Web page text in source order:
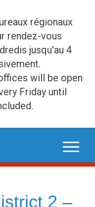
régionaux
rendez-vous
jusqu'au 4
will be open
Friday until
2 –